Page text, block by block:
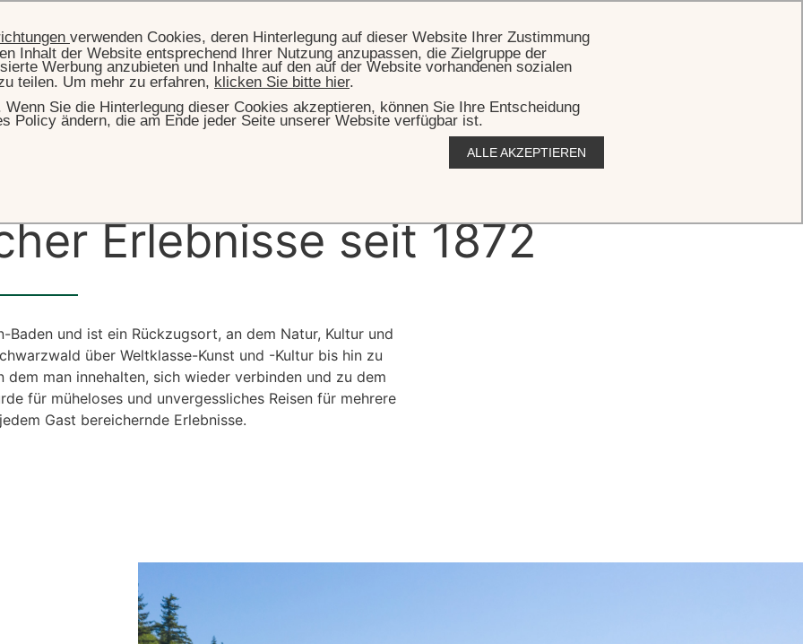
, des Genusses
Erlebnisse seit 1872
und ist ein Rückzugsort, an dem Natur, Kultur und
über Weltklasse-Kunst und -Kultur bis hin zu
man innehalten, sich wieder verbinden und zu dem
für müheloses und unvergessliches Reisen für mehrere
Gast bereichernde Erlebnisse.
verwenden Cookies, deren Hinterlegung auf dieser Website Ihrer Zustimmung
Inhalt der Website entsprechend Ihrer Nutzung anzupassen, die Zielgruppe der
Werbung anzubieten und Inhalte auf den auf der Website vorhandenen sozialen
teilen. Um mehr zu erfahren, klicken Sie bitte hier.
Sie die Hinterlegung dieser Cookies akzeptieren, können Sie Ihre Entscheidung
Policy ändern, die am Ende jeder Seite unserer Website verfügbar ist.
ALLE AKZEPTIEREN